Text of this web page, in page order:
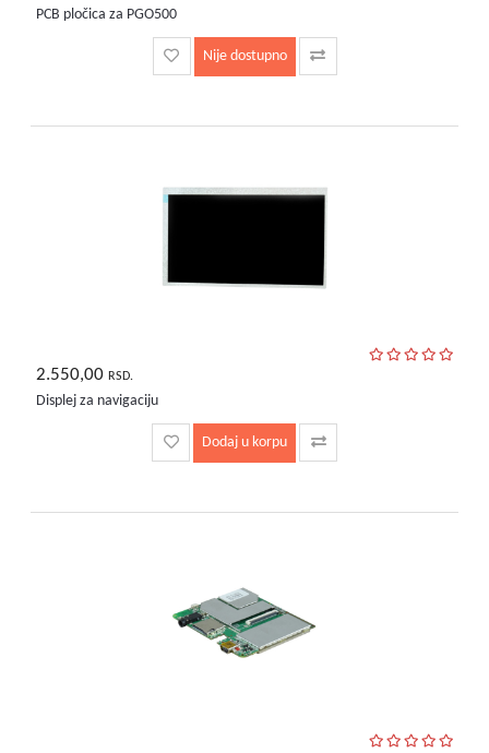
PCB pločica za PGO500
Nije dostupno
2.550,00 RSD.
Displej za navigaciju
Dodaj u korpu